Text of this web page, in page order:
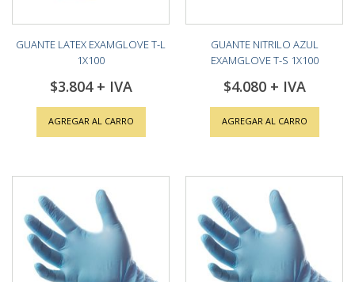
GUANTE LATEX EXAMGLOVE T-L
1X100
$3.804
AGREGAR AL CARRO
GUANTE NITRILO AZUL
EXAMGLOVE T-S 1X100
$4.080
AGREGAR AL CARRO